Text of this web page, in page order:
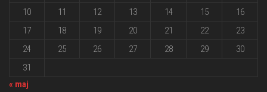
10
11 12 13 14 15
16
17
18 19 20 21 22
23
24
25 26 27 28 29
30
31
« maj